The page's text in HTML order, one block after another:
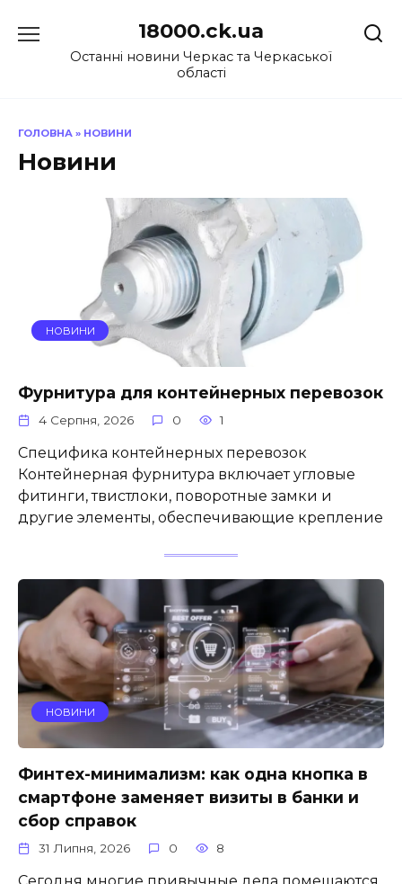
до
18000.ck.ua
Останні новини Черкас та Черкаської
області
ГОЛОВНА » НОВИНИ
Новини
НОВИНИ
Фурнитура для контейнерных перевозок
4 Серпня, 2026 0 1
Специфика контейнерных перевозок
Контейнерная фурнитура включает угловые
фитинги, твистлоки, поворотные замки и
другие элементы, обеспечивающие крепление
НОВИНИ
Финтех-минимализм: как одна кнопка в
смартфоне заменяет визиты в банки и
сбор справок
31 Липня, 2026 0 8
Сегодня многие привычные дела помещаются